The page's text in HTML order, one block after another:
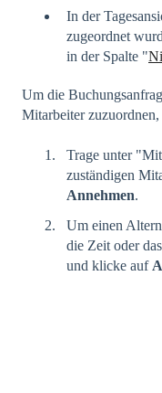
In der
zugeordnet
in der Spalte "
Um die
Mitarbeiter
Trage unter
zuständigen
Annehmen.
Um einen
die Zeit oder
und klicke auf